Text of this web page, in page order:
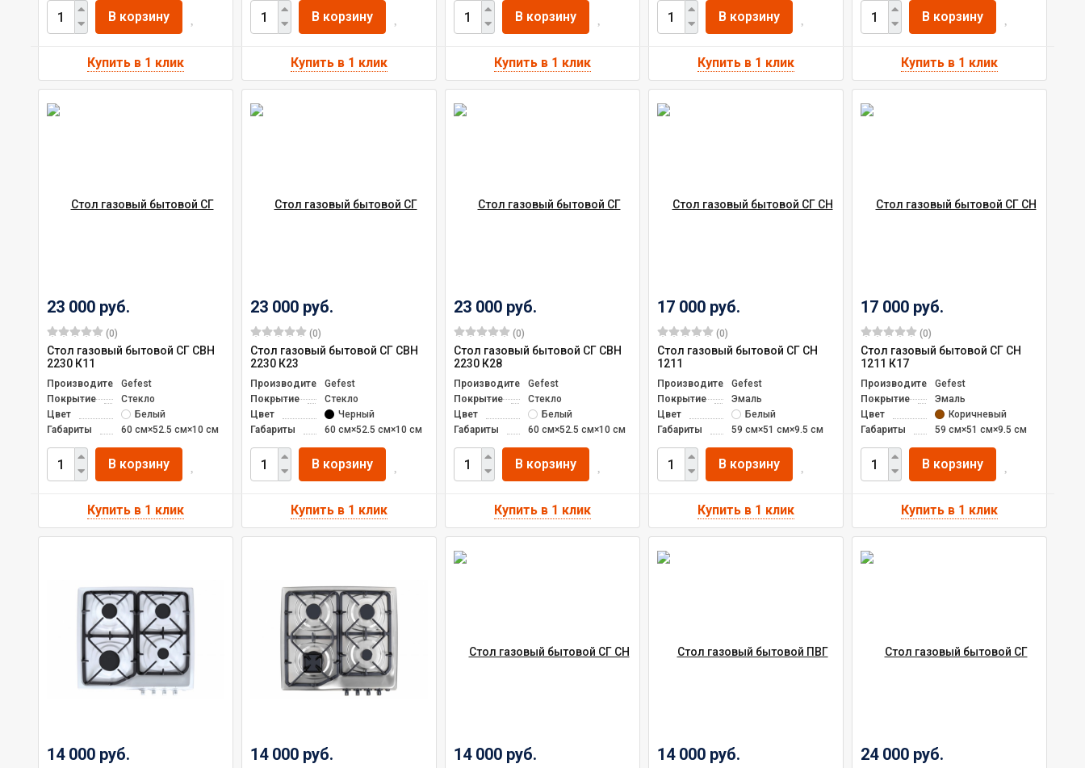
В корзину В корзину В корзину В корзину В корзину
23 000 руб.
(0)
Стол газовый бытовой СГ СВН
2230 К11
ПроизводительGefest
Покрытие
Стекло
Цвет
Белый
Габариты
60 см×52.5 см×10 см
В корзину
23 000 руб.
(0)
Стол газовый бытовой СГ СВН
2230 К23
ПроизводительGefest
Покрытие
Стекло
Цвет
Черный
Габариты
60 см×52.5 см×10 см
В корзину
23 000 руб.
(0)
Стол газовый бытовой СГ СВН
2230 К28
ПроизводительGefest
Покрытие
Стекло
Цвет
Белый
Габариты
60 см×52.5 см×10 см
В корзину
17 000 руб.
(0)
Стол газовый бытовой СГ СН
1211
ПроизводительGefest
Покрытие
Эмаль
Цвет
Белый
Габариты
59 см×51 см×9.5 см
В корзину
17 000 руб.
(0)
Стол газовый бытовой СГ СН
1211 К17
ПроизводительGefest
Покрытие
Эмаль
Цвет
Коричневый
Габариты
59 см×51 см×9.5 см
В корзину
14 000 руб. 14 000 руб. 14 000 руб. 14 000 руб. 24 000 руб.